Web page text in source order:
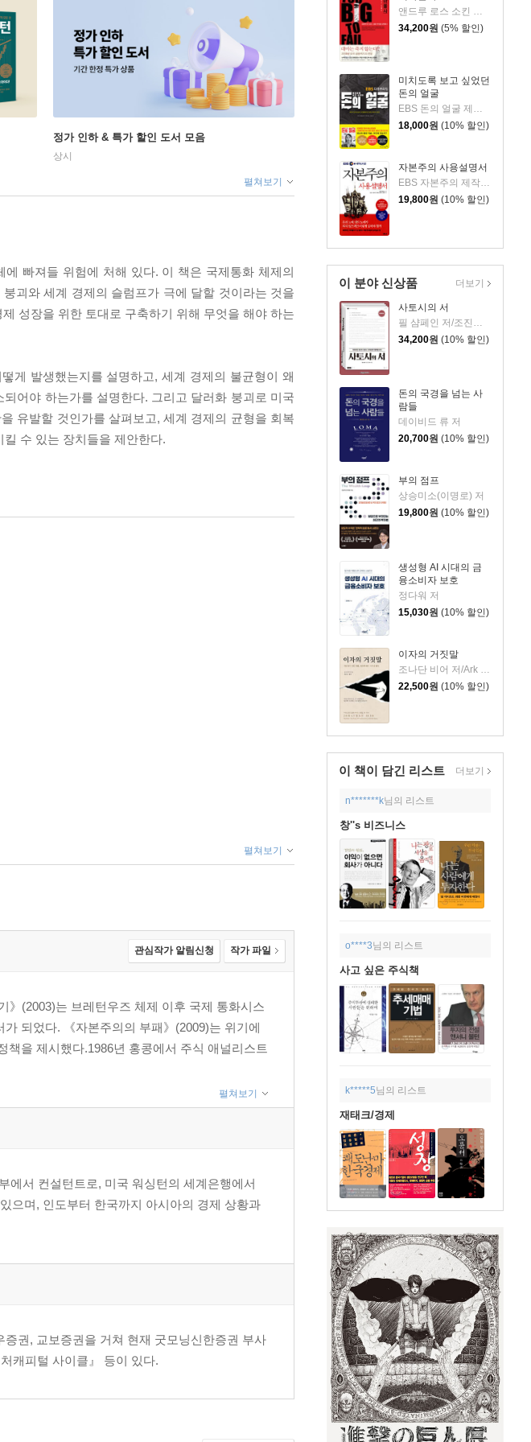
34,200원 (5% 할인)
미치도록 보고 싶었던
돈의 얼굴
EBS 돈의 얼굴 제작진,조현영 저/최상엽 감수
18,000원 (10% 할인)
자본주의 사용설명서
EBS 자본주의 제작팀,정지은,고희정 공저/EBS MEDIA 기획
19,800원 (10% 할인)
이 분야 신상품
사토시의 서
필 샴페인 저/조진수 역
34,200원 (10% 할인)
돈의 국경을 넘는 사
람들
데이비드 류 저
20,700원 (10% 할인)
부의 점프
상승미소(이명로) 저
19,800원 (10% 할인)
생성형 AI 시대의 금
융소비자 보호
정다워 저
15,030원 (10% 할인)
이자의 거짓말
조나단 비어 저/Ark 127 역
22,500원 (10% 할인)
더보기
이 책이 담긴 리스트 더보기
n*******k님의 리스트
창''s 비즈니스
o****3님의 리스트
사고 싶은 주식책
k*****5님의 리스트
재태크/경제
정가 인하 & 특가 할인 도서 모음
상시
펼쳐보기
빠져들 위험에 처해 있다. 이 책은 국제통화 체제의
괴와 세계 경제의 슬럼프가 극에 달할 것이라는 것을
성장을 위한 토대로 구축하기 위해 무엇을 해야 하는
게 발생했는지를 설명하고, 세계 경제의 불균형이 왜
어야 하는가를 설명한다. 그리고 달러화 붕괴로 미국
유발할 것인가를 살펴보고, 세계 경제의 균형을 회복
수 있는 장치들을 제안한다.
펼쳐보기
관심작가 알림신청 작가 파일
》(2003)는 브레턴우즈 체제 이후 국제 통화시스
되었다. 《자본주의의 부패》(2009)는 위기에
을 제시했다.1986년 홍콩에서 주식 애널리스트
펼쳐보기
에서 컨설턴트로, 미국 워싱턴의 세계은행에서
으며, 인도부터 한국까지 아시아의 경제 상황과
권, 교보증권을 거쳐 현재 굿모닝신한증권 부사
캐피털 사이클』 등이 있다.